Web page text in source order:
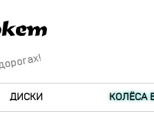
ДИСКИ КОЛЁСА